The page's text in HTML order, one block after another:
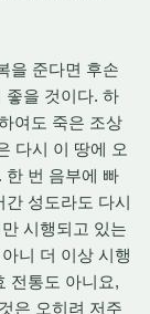
을 준다면 후손
좋을 것이다. 하
여도 죽은 조상
다시 이 땅에 오
한 번 음부에 빠
성도라도 다시
시행되고 있는
니 더 이상 시행
전통도 아니요,
은 오히려 저주